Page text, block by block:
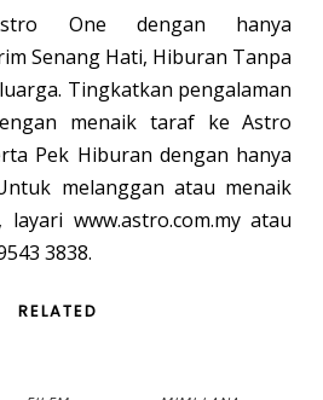
One dengan hanya
Senang Hati, Hiburan Tanpa
Tingkatkan pengalaman
menaik taraf ke Astro
Pek Hiburan dengan hanya
melanggan atau menaik
www.astro.com.my atau
3838.
RELATED